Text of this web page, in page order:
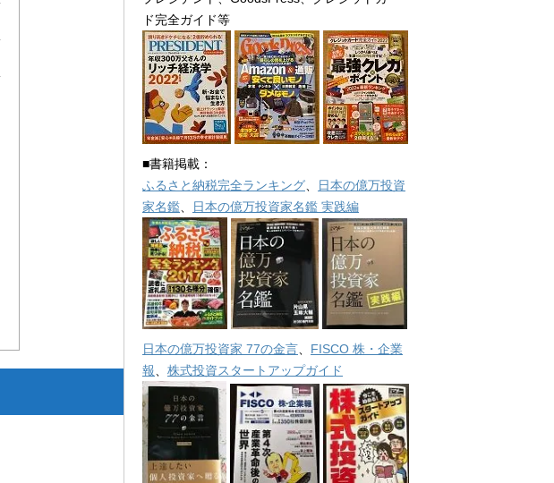
ド完全ガイド等
■書籍掲載：
ふるさと納税完全ランキング、
日本の億万投資
家名鑑、 日本の億万投資家名鑑 実践編
日本の億万投資家 77の金言、 FISCO 株・企業
報、 株式投資スタートアップガイド